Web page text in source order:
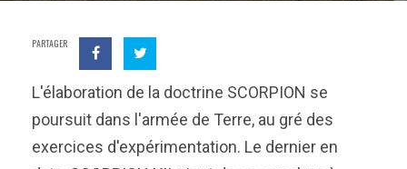
PARTAGER
L'élaboration de la doctrine SCORPION se
poursuit dans l'armée de Terre, au gré des
exercices d'expérimentation. Le dernier en